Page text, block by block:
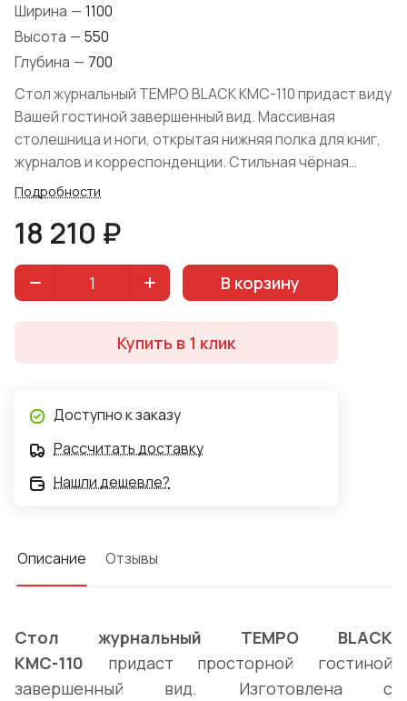
Ширина — 1100
Высота — 550
Глубина — 700
Стол журнальный TEMPO BLACK КМС-110 придаст виду
Вашей гостиной завершенный вид. Массивная
столешница и ноги, открытая нижняя полка для книг,
журналов и корреспонденции. Стильная чёрная
подставка. Всё выглядит органично. Выполнен в
исполнение "Камыш" и "Королевский орех".
Подробности
18 210 ₽
В корзину
Купить в 1 клик
Доступно к заказу
Рассчитать доставку
Нашли дешевле?
Описание Отзывы
Стол журнальный TEMPO BLACK
КМС-110 придаст просторной гостиной
завершенный вид. Изготовлена с